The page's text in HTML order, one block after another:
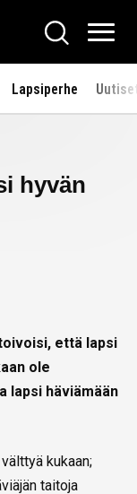
Hae
Lapsiperhe
hyvän
että lapsi
ole
lapsi häviämään
kukaan;
taitoja